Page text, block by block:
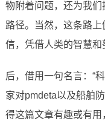
物附着问题，还为我
路径。当然，这条路
信，凭借人类的智慧和
后，借用一句名言：“
家对pmdeta以及船舶
得这篇文章有趣或有